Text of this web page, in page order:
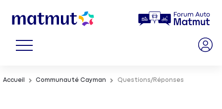
Accueil Communauté Cayman Questions/Réponses